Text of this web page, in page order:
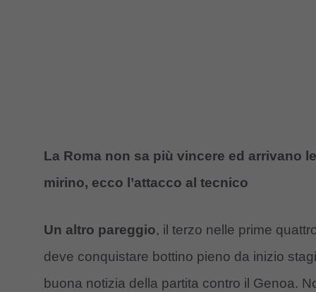
La Roma non sa più vincere ed arrivano
mirino, ecco l’attacco al tecnico
Un altro pareggio, il terzo nelle prime
deve conquistare bottino pieno da inizio
buona notizia della partita contro il Genoa.